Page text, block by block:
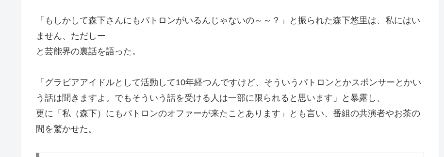
「もしかして森下さんにもパトロンがいるんじゃないの～～？」と振られた森下悠里は、私にはい
ません、ただしー
と芸能界の裏話を語った。
「グラビアアイドルとして活動して10年経つんですけど、そういうパトロンとかスポンサーとかい
う話は聞きますよ。でもそういう話を受ける人は一部に限られると思います」と暴露し、
更に「私（森下）にもパトロンのオファーが来たことあります」とも言い、番組の共演者やお茶の
間を驚かせた。